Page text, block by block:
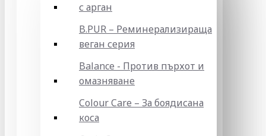
с арган
B.PUR – Реминерализираща
веган серия
Balance - Против пърхот и
омазняване
Colour Care – За боядисана
коса